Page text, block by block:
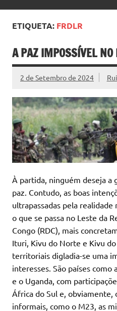
ETIQUETA: FRDLR
A PAZ IMPOSSÍVEL NO
2 de Setembro de 2024
À partida, ninguém deseja a
paz. Contudo, as boas
ultrapassadas pela realidade
o que se passa no Leste da
Congo (RDC), mais
Ituri, Kivu do Norte e Kivu
territoriais digladia-se uma
interesses. São países como
e o Uganda, com
África do Sul e, obviamente,
informais, como o M23, as